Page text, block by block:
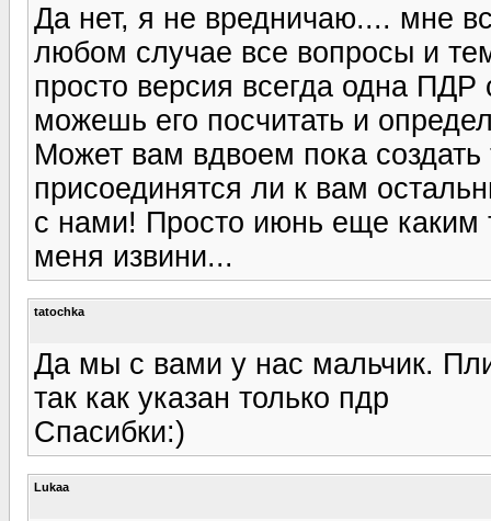
Да нет, я не вредничаю.... мне
любом случае все вопросы и
просто версия всегда одна
можешь его посчитать и
Может вам вдвоем пока
присоединятся ли к вам
с нами! Просто июнь еще
меня извини...
tatochka
Да мы с вами у нас мальчик.
так как указан только пдр
Спасибки:)
Lukaa